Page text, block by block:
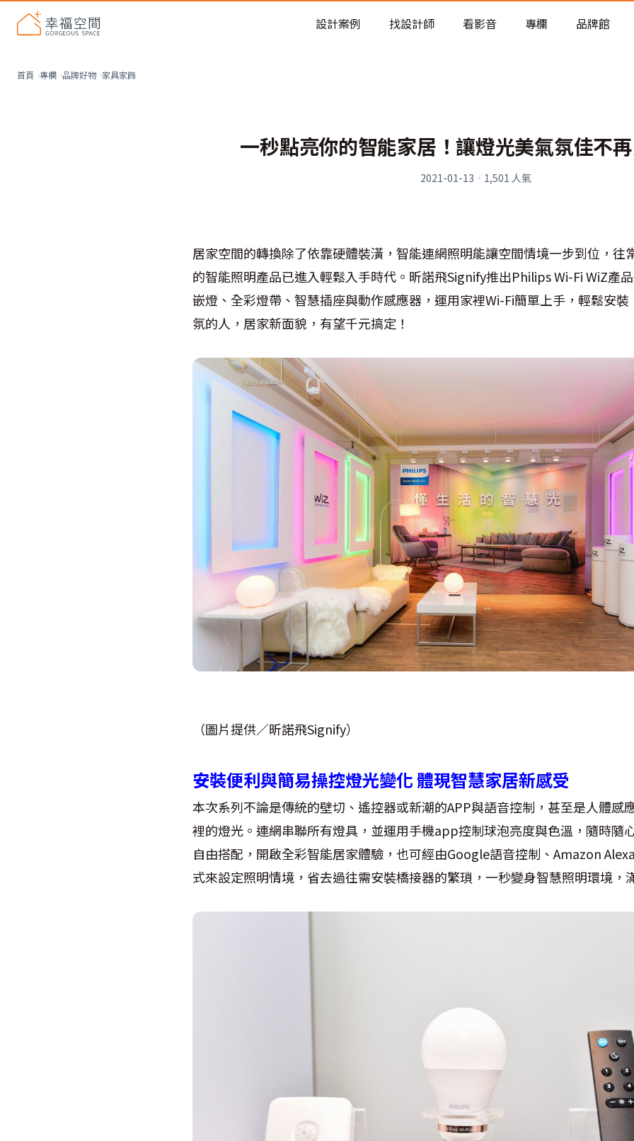
老屋預算分配與高 CP 值煥新術
設計案例 找設計師 看影音 專欄 品牌館
首頁 專欄 品牌好物 家具家飾
一秒點亮你的智能家居！讓燈光美氣氛佳不
2021-01-13 · 1,501 人氣
居家空間的轉換除了依靠硬體裝潢，智能連網照明能讓空間情境一步到位，往
的智能照明產品已進入輕鬆入手時代。昕諾飛Signify推出Philips Wi-Fi WiZ
嵌燈、全彩燈帶、智慧插座與動作感應器，運用家裡Wi-Fi簡單上手，輕鬆安
氛的人，居家新面貌，有望千元搞定！
（圖片提供／昕諾飛Signify）
安裝便利與簡易操控燈光變化 體現智慧家居新感受
本次系列不論是傳統的壁切、遙控器或新潮的APP與語音控制，甚至是人體感
裡的燈光。連網串聯所有燈具，並運用手機app控制球泡亮度與色溫，隨時隨
自由搭配，開啟全彩智能居家體驗，也可經由Google語音控制、Amazon
式來設定照明情境，省去過往需安裝橋接器的繁瑣，一秒變身智慧照明環境，